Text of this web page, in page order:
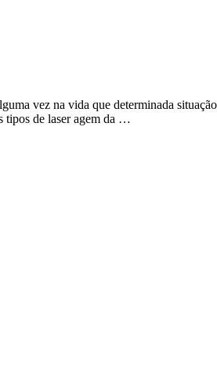
vez na vida que determinada
tipos de laser agem da …